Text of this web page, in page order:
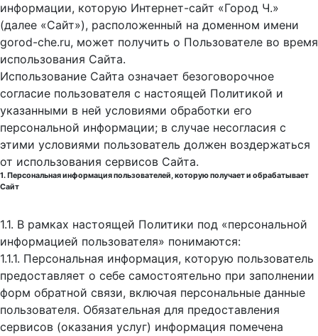
информации, которую Интернет-сайт «Город Ч.»
(далее «Сайт»), расположенный на доменном имени
gorod-che.ru, может получить о Пользователе во время
использования Cайта.
Использование Сайта означает безоговорочное
согласие пользователя с настоящей Политикой и
указанными в ней условиями обработки его
персональной информации; в случае несогласия с
этими условиями пользователь должен воздержаться
от использования сервисов Сайта.
1. Персональная информация пользователей, которую получает и обрабатывает
Сайт
1.1. В рамках настоящей Политики под «персональной
информацией пользователя» понимаются:
1.1.1. Персональная информация, которую пользователь
предоставляет о себе самостоятельно при заполнении
форм обратной связи, включая персональные данные
пользователя. Обязательная для предоставления
сервисов (оказания услуг) информация помечена